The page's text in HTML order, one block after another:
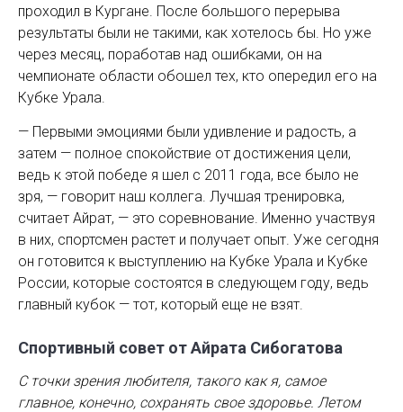
проходил в Кургане. После большого перерыва
результаты были не такими, как хотелось бы. Но уже
через месяц, поработав над ошибками, он на
чемпионате области обошел тех, кто опередил его на
Кубке Урала.
— Первыми эмоциями были удивление и радость, а
затем — полное спокойствие от достижения цели,
ведь к этой победе я шел с 2011 года, все было не
зря, — говорит наш коллега. Лучшая тренировка,
считает Айрат, — это соревнование. Именно участвуя
в них, спортсмен растет и получает опыт. Уже сегодня
он готовится к выступлению на Кубке Урала и Кубке
России, которые состоятся в следующем году, ведь
главный кубок — тот, который еще не взят.
Спортивный совет от Айрата Сибогатова
С точки зрения любителя, такого как я, самое
главное, конечно, сохранять свое здоровье. Летом